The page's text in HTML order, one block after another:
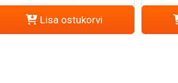
Lisa ostukorvi